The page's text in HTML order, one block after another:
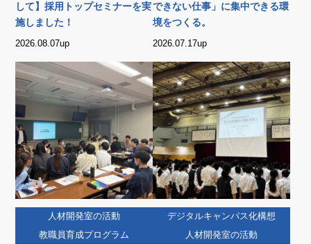
して】採用トップセミナーを実
施しました！
2026.08.07up
できない仕事」に集中できる環
境をつくる。
2026.07.17up
人材開発室の活動
教職員育成プログラム
デジタルキャンパス化構想
人材開発室の活動